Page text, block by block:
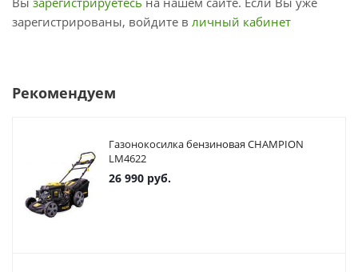
зарегистрированы, войдите в личный кабинет
Рекомендуем
Газонокосилка бензиновая CHAMPION
LM4622
26 990 руб.